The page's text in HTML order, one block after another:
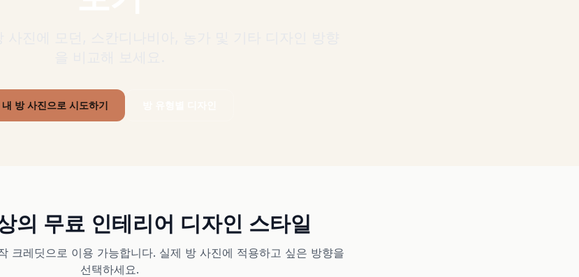
내 방 사진으로 시도하기
의 무료 인테리어 디자인 스타일
크레딧으로 이용 가능합니다. 실제 방 사진에 적용하고 싶은 방향을
선택하세요.